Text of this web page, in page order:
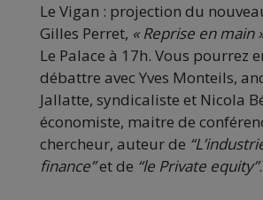
Le Vigan : projection du
Gilles Perret, « Reprise en main
Le Palace à 17h. Vous pourrez
débattre avec Yves Monteils,
Jallatte, syndicaliste et Nicola
économiste, maitre de
chercheur, auteur de
finance”et de “le Private equity”.